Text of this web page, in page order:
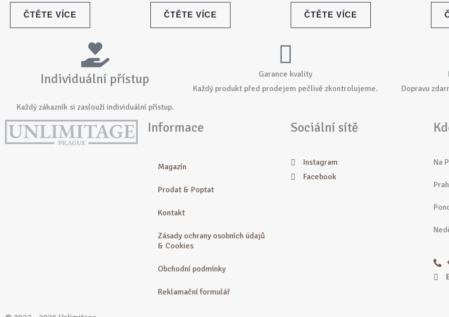
ČTĚTE VÍCE ČTĚTE VÍCE ČTĚTE VÍCE
Individuální přístup
Každý zákazník si zaslouží individuální přístup.
Garance kvality
Každý produkt před prodejem pečlivě zkontrolujeme.
Dopravu
Informace
Magazín
Prodat & Poptat
Kontakt
Zásady ochrany osobních údajů
& Cookies
Obchodní podmínky
Reklamační formulář
Sociální sítě
Instagram
Facebook
Na